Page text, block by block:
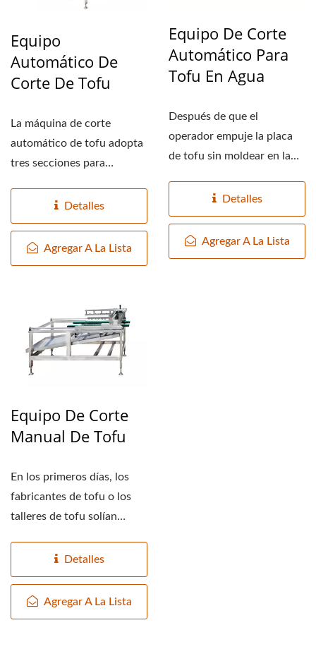
Equipo
Automático De
Corte De Tofu
La máquina de corte
automático de tofu adopta
tres secciones para
Detalles
Agregar A La Lista
Equipo De Corte
Automático Para
Tofu En Agua
Después de que el
operador empuje la placa
de tofu sin moldear en la
automática...Detalles
Agregar A La Lista
Equipo De Corte
Manual De Tofu
En los primeros días, los
fabricantes de tofu o los
talleres de tofu solían
Detalles
Agregar A La Lista